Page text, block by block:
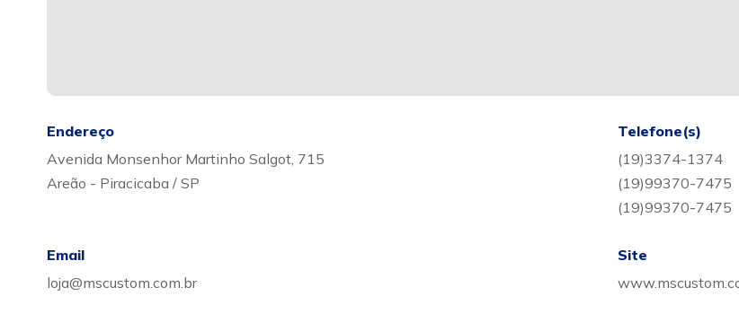
Endereço
Avenida Monsenhor Martinho Salgot, 715
Areão - Piracicaba / SP
Telefone(s)
(19)3374-1374
(19)99370-7475
(19)99370-7475
Email
loja@mscustom.com.br
Site